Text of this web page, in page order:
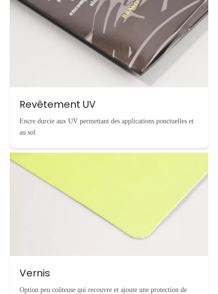
Revêtement UV
Encre durcie aux UV permettant des applications ponctuelles et
au sol
Vernis
Option peu coûteuse qui recouvre et ajoute une protection de